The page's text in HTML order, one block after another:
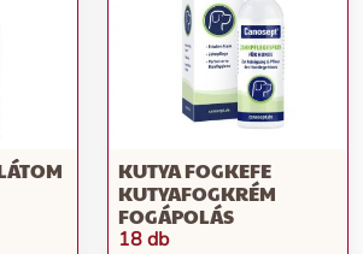
KUTYA FOGKEFE
KUTYAFOGKRÉM
FOGÁPOLÁS
18 db